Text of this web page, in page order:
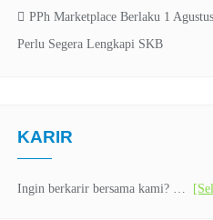
PPh Marketplace Berlaku 1
Perlu Segera Lengkapi SKB
KARIR
Ingin berkarir bersama kami? …